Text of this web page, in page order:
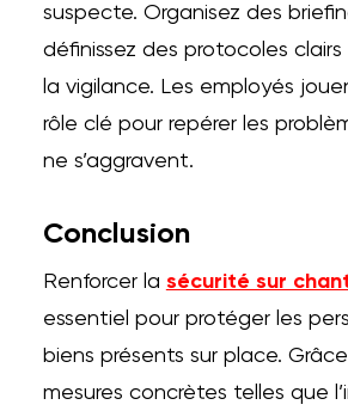
suspecte. Organisez des
définissez des protocoles
la vigilance. Les employés
rôle clé pour repérer les
ne s’aggravent.
Conclusion
Renforcer la sécurité sur
essentiel pour protéger les
biens présents sur place.
mesures concrètes telles que